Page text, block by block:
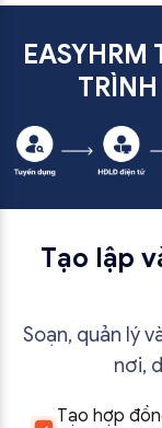
Tạo lập
Soạn, quản lý
nơi,
Tạo hợp